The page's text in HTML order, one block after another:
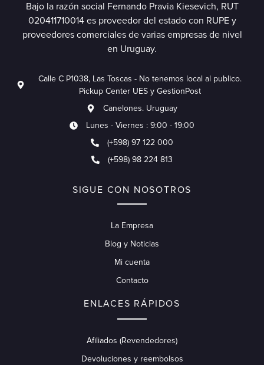
Bajo la razón social Fernando Pravia Kiesevich, RUT
020411710014 es proveedor del estado con RUPE y
proveedores comerciales de varias empresas de nivel
en Uruguay.
Calle C P1038, Las Toscas - No tenemos local al publico.
Pickup Center UES y GestionPost
Canelones. Uruguay
Lunes - Viernes : 9:00 - 19:00
(+598) 97 122 000
(+598) 98 224 813
SIGUE CON NOSOTROS
La Empresa
Blog y Noticias
Mi cuenta
Contacto
ENLACES RÁPIDOS
Afiliados (Revendedores)
Devoluciones y reembolsos